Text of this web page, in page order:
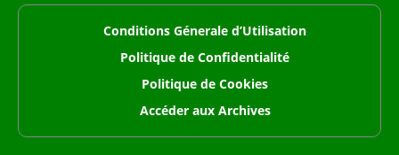
Conditions Génerale d’Utilisation
Politique de Confidentialité
Politique de Cookies
Accéder aux Archives